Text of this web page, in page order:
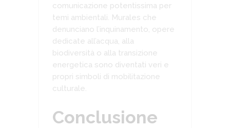
comunicazione potentissima per
temi ambientali. Murales che
denunciano l’inquinamento, opere
dedicate all’acqua, alla
biodiversità o alla transizione
energetica sono diventati veri e
propri simboli di mobilitazione
culturale.
Conclusione